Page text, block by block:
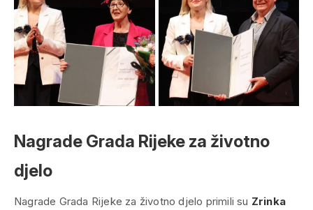
Nagrade Grada Rijeke za životno
djelo
Nagrade Grada Rijeke za životno djelo primili su Zrinka